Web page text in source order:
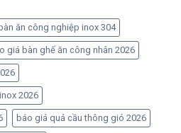
bàn ăn công nghiệp inox 304
giá bàn ghế ăn công nhân 2026
2026
báo giá quả cầu thông gió 2026